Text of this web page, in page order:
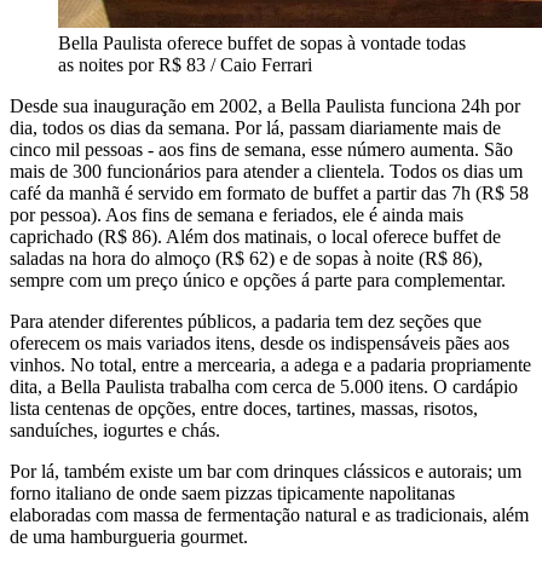
Bella Paulista oferece buffet de sopas à vontade todas
as noites por R$ 83 / Caio Ferrari
Desde sua inauguração em 2002, a Bella Paulista funciona 24h por
dia, todos os dias da semana. Por lá, passam diariamente mais de
cinco mil pessoas - aos fins de semana, esse número aumenta. São
mais de 300 funcionários para atender a clientela. Todos os dias um
café da manhã é servido em formato de buffet a partir das 7h (R$ 58
por pessoa). Aos fins de semana e feriados, ele é ainda mais
caprichado (R$ 86). Além dos matinais, o local oferece buffet de
saladas na hora do almoço (R$ 62) e de sopas à noite (R$ 86),
sempre com um preço único e opções á parte para complementar.
Para atender diferentes públicos, a padaria tem dez seções que
oferecem os mais variados itens, desde os indispensáveis pães aos
vinhos. No total, entre a mercearia, a adega e a padaria propriamente
dita, a Bella Paulista trabalha com cerca de 5.000 itens. O cardápio
lista centenas de opções, entre doces, tartines, massas, risotos,
sanduíches, iogurtes e chás.
Por lá, também existe um bar com drinques clássicos e autorais; um
forno italiano de onde saem pizzas tipicamente napolitanas
elaboradas com massa de fermentação natural e as tradicionais, além
de uma hamburgueria gourmet.